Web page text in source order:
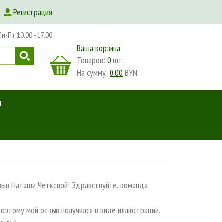
Регистрация
Пт 10.00 - 17.00
Ваша корзина
Товаров:0 шт.
На сумму:0.00 BYN
Наташи Четковой! Здравствуйте, команда
мой отзыв получился в виде иллюстрации.